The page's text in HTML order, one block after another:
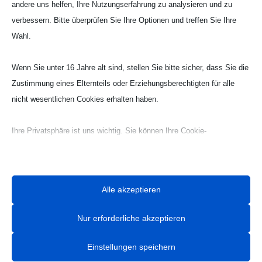
Alte Beiträge
Artikel zum Fest
Beiträge 2017
andere uns helfen, Ihre Nutzungserfahrung zu analysieren und zu
verbessern. Bitte überprüfen Sie Ihre Optionen und treffen Sie Ihre
Wahl.
Wenn Sie unter 16 Jahre alt sind, stellen Sie bitte sicher, dass Sie die
Zustimmung eines Elternteils oder Erziehungsberechtigten für alle
nicht wesentlichen Cookies erhalten haben.
Ihre Privatsphäre ist uns wichtig. Sie können Ihre Cookie-
Sie können Ihre Präferenzen jederzeit ändern, indem Sie auf die
Schaltfläche „Einstellungen“ unten klicken.
Beachten Sie, dass das Deaktivieren bestimmter Arten von Cookies
Alle akzeptieren
Nur erforderliche akzeptieren
Einstellungen speichern